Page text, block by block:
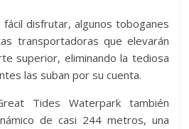
fácil disfrutar, algunos toboganes
transportadoras que elevarán
superior, eliminando la tediosa
las suban por su cuenta.
Tides Waterpark también
de casi 244 metros, una